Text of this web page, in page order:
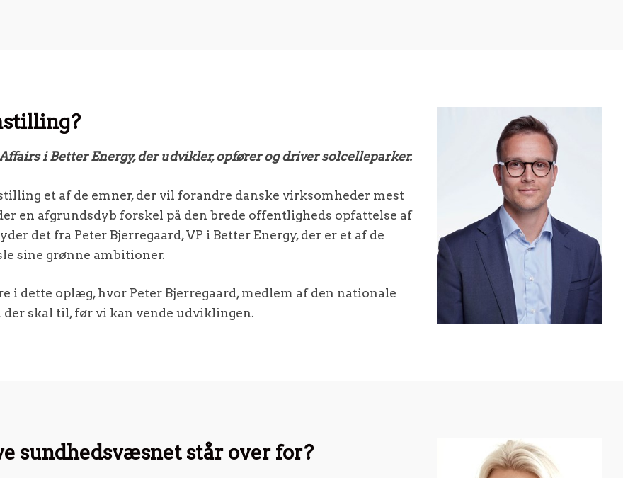
i Better Energy, der udvikler, opfører og driver solcelleparker.
et af de emner, der vil forandre danske virksomheder mest
en afgrundsdyb forskel på den brede offentligheds opfattelse af
det fra Peter Bjerregaard, VP i Better Energy, der er et af de
sine grønne ambitioner.
i dette oplæg, hvor Peter Bjerregaard, medlem af den nationale
der skal til, før vi kan vende udviklingen.
sundhedsvæsnet står over for?